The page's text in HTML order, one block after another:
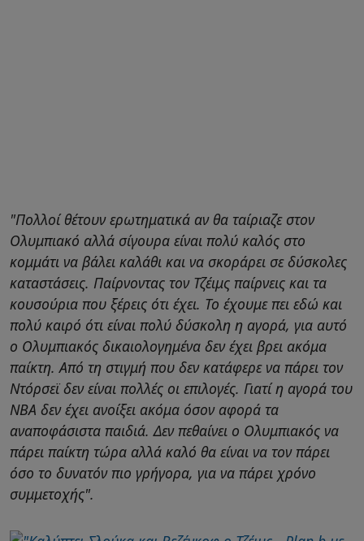
"Πολλοί θέτουν ερωτηματικά αν θα ταίριαζε στον
Ολυμπιακό αλλά σίγουρα είναι πολύ καλός στο
κομμάτι να βάλει καλάθι και να σκοράρει σε δύσκολες
καταστάσεις. Παίρνοντας τον Τζέιμς παίρνεις και τα
κουσούρια που ξέρεις ότι έχει. Το έχουμε πει εδώ και
πολύ καιρό ότι είναι πολύ δύσκολη η αγορά, για αυτό
ο Ολυμπιακός δικαιολογημένα δεν έχει βρει ακόμα
παίκτη. Από τη στιγμή που δεν κατάφερε να πάρει τον
Ντόρσεϊ δεν είναι πολλές οι επιλογές. Γιατί η αγορά του
ΝΒΑ δεν έχει ανοίξει ακόμα όσον αφορά τα
αναποφάσιστα παιδιά. Δεν πεθαίνει ο Ολυμπιακός να
πάρει παίκτη τώρα αλλά καλό θα είναι να τον πάρει
όσο το δυνατόν πιο γρήγορα, για να πάρει χρόνο
συμμετοχής".